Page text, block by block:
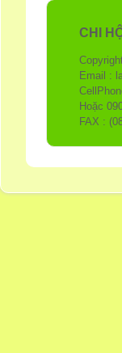
CHI
Email :
Hoặc
FAX :